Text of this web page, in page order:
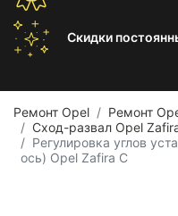
Скидки
Ремонт Opel
Ремонт
Сход-развал Opel
Регулировка углов
ось) Opel Zafira C